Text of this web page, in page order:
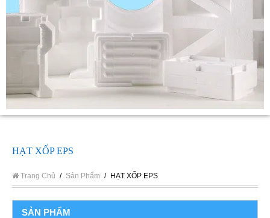
HẠT XỐP EPS
Trang Chủ / Sản Phẩm / HẠT XỐP EPS
SẢN PHẨM